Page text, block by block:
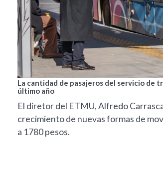
La cantidad de pasajeros del servicio de
último año
El diretor del ETMU, Alfredo
crecimiento de nuevas formas de
a 1780 pesos.